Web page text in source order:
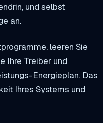
und selbst
an.
leeren Sie
Ihre Treiber und
Energieplan. Das
Ihres Systems und